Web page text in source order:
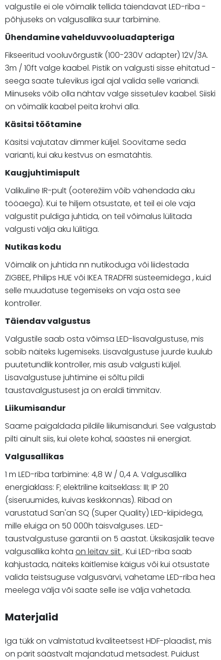
valgustile ei ole võimalik tellida täiendavat LED-riba -
põhjuseks on valgusallika suur tarbimine.
Ühendamine vahelduvvooluadapteriga
Fikseeritud vooluvõrgustik (100-230V adapter) 12V/3A.
3m / 10ft valge kaabel. Pistik on valgusti sisse ehitatud -
seega saate tulevikus igal ajal valida selle variandi.
Miinuseks võib olla nähtav valge sissetulev kaabel. Siiski
on võimalik kaabel peita krohvi alla.
Käsitsi töötamine
Käsitsi vajutatav dimmer küljel. Soovitame seda
varianti, kui aku kestvus on esmatähtis.
Kaugjuhtimispult
Valikuline IR-pult (ooterežiim võib vähendada aku
tööaega). Kui te hiljem otsustate, et teil ei ole vaja
valgustit puldiga juhtida, on teil võimalus lülitada
valgusti välja aku lülitiga.
Nutikas kodu
Võimalik on juhtida nn nutikoduga või liidestada
ZIGBEE, Philips HUE või IKEA TRADFRI süsteemidega , kuid
selle muudatuse tegemiseks on vaja osta see
kontroller.
Täiendav valgustus
Valgustile saab osta võimsa LED-lisavalgustuse, mis
sobib näiteks lugemiseks. Lisavalgustuse juurde kuulub
puutetundlik kontroller, mis asub valgusti küljel.
Lisavalgustuse juhtimine ei sõltu pildi
taustavalgustusest ja on eraldi timmitav.
Liikumisandur
Saame paigaldada pildile liikumisanduri. See valgustab
pilti ainult siis, kui olete kohal, säästes nii energiat.
Valgusallikas
1 m LED-riba tarbimine: 4,8 W / 0,4 A. Valgusallika
energiaklass: F; elektriline kaitseklass: III; IP 20
(siseruumides, kuivas keskkonnas). Ribad on
varustatud San'an SQ (Super Quality) LED-kiipidega,
mille eluiga on 50 000h täisvalguses. LED-
taustvalgustuse garantii on 5 aastat. Üksikasjalik teave
valgusallika kohta on leitav siit . Kui LED-riba saab
kahjustada, näiteks käitlemise käigus või kui otsustate
valida teistsuguse valgusvärvi, vahetame LED-riba hea
meelega välja või saate selle ise välja vahetada.
Materjalid
Iga tükk on valmistatud kvaliteetsest HDF-plaadist, mis
on pärit säästvalt majandatud metsadest. Puidust